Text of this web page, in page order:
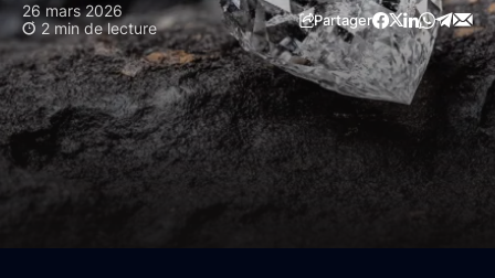
26 mars 2026
2 min de lecture
Partager